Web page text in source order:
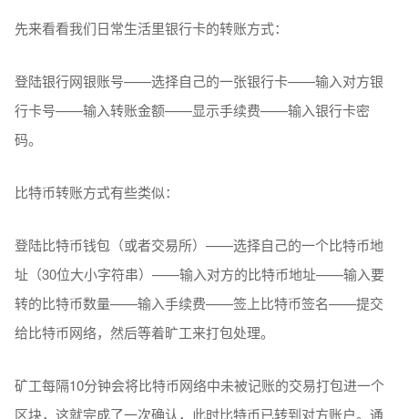
先来看看我们日常生活里银行卡的转账方式：
登陆银行网银账号——选择自己的一张银行卡——输入对方银
行卡号——输入转账金额——显示手续费——输入银行卡密
码。
比特币转账方式有些类似：
登陆比特币钱包（或者交易所）——选择自己的一个比特币地
址（30位大小字符串）——输入对方的比特币地址——输入要
转的比特币数量——输入手续费——签上比特币签名——提交
给比特币网络，然后等着旷工来打包处理。
矿工每隔10分钟会将比特币网络中未被记账的交易打包进一个
区块，这就完成了一次确认，此时比特币已转到对方账户。通